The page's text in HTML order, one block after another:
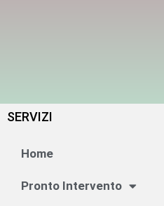
SERVIZI
Home
Pronto Intervento